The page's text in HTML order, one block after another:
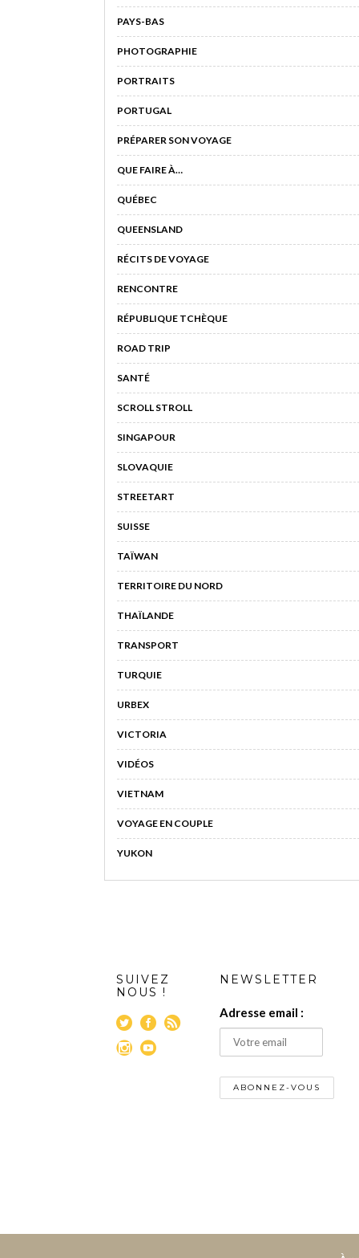
PAYS-BAS
PHOTOGRAPHIE
PORTRAITS
PORTUGAL
PRÉPARER SON VOYAGE
QUE FAIRE À…
QUÉBEC
QUEENSLAND
RÉCITS DE VOYAGE
RENCONTRE
RÉPUBLIQUE TCHÈQUE
ROAD TRIP
SANTÉ
SCROLL STROLL
SINGAPOUR
SLOVAQUIE
STREETART
SUISSE
TAÏWAN
TERRITOIRE DU NORD
THAÏLANDE
TRANSPORT
TURQUIE
URBEX
VICTORIA
VIDÉOS
VIETNAM
VOYAGE EN COUPLE
YUKON
SUIVEZ
NOUS !
NEWSLETTER
Adresse email :